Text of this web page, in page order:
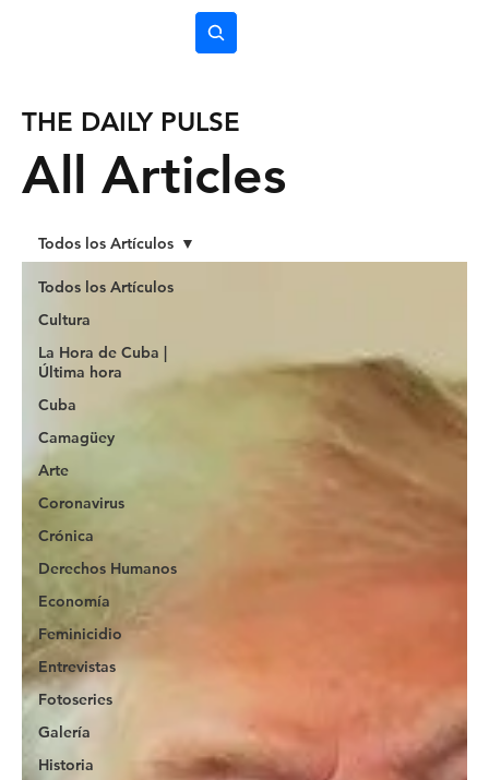
All Articles
THE DAILY PULSE
Todos los Artículos
Cultura
La Hora de Cuba |
Última hora
Cuba
Camagüey
Arte
Coronavirus
Crónica
Derechos Humanos
Economía
Feminicidio
Entrevistas
Fotoseries
Galería
Historia
Todos los Artículos